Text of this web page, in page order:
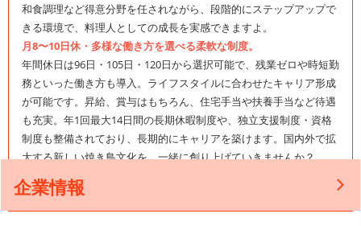
和食調理など得意分野を任されながら、段階的にステップアップで
きる環境で、料理人としての成長を実感できますよ。
月8〜10日休・多様な働き方を選べる柔軟な制度。
年間休日は96日・105日・120日から選択可能で、残業ゼロや時短勤
務といった働き方も導入。ライフスタイルに合わせたキャリア形成
が可能です。昇給、賞与はもちろん、住宅手当や扶養手当など待遇
も充実。年1回最大14日間の長期休暇制度や、独立支援制度・資格
制度も整備されており、長期的にキャリアを築けます。国内外で拡
大する新しい焼き鳥文化を、一緒に創り上げていきませんか？
企業情報